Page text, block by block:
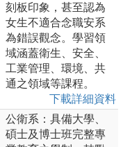
刻板印象，甚至認為
女生不適合念職安系
為錯誤觀念。學習領
域涵蓋衛生、安全、
工業管理、環境、共
通之領域等課程。
下載詳細資料
公衛系：具備大學、
碩士及博士班完整專